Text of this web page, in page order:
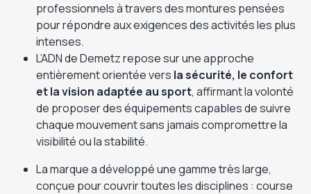
professionnels à travers des montures pensées
pour répondre aux exigences des activités les plus
intenses.
L’ADN de Demetz repose sur une approche
entièrement orientée vers la sécurité, le confort
et la vision adaptée au sport, affirmant la volonté
de proposer des équipements capables de suivre
chaque mouvement sans jamais compromettre la
visibilité ou la stabilité.
La marque a développé une gamme très large,
conçue pour couvrir toutes les disciplines : course